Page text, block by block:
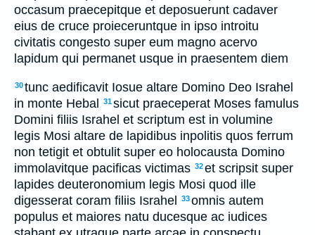
occasum praecepitque et deposuerunt cadaver
eius de cruce proieceruntque in ipso introitu
civitatis congesto super eum magno acervo
lapidum qui permanet usque in praesentem diem
30tunc aedificavit Iosue altare Domino Deo Israhel
in monte Hebal 31sicut praeceperat Moses famulus
Domini filiis Israhel et scriptum est in volumine
legis Mosi altare de lapidibus inpolitis quos ferrum
non tetigit et obtulit super eo holocausta Domino
immolavitque pacificas victimas 32et scripsit super
lapides deuteronomium legis Mosi quod ille
digesserat coram filiis Israhel 33omnis autem
populus et maiores natu ducesque ac iudices